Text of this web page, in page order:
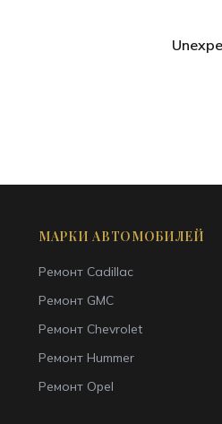
МАРКИ АВТОМОБИЛЕЙ
Ремонт Cadillac
Ремонт GMC
Ремонт Chevrolet
Ремонт Hummer
Ремонт Opel